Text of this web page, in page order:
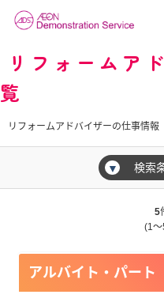
リフォームア
覧
リフォームアドバイザーの仕事情報
▼ 検索
5
(1
アルバイト・パート